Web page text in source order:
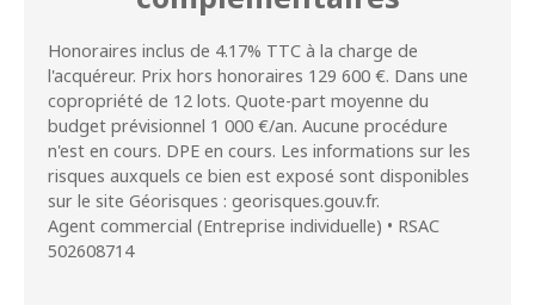
Honoraires inclus de 4.17% TTC à la charge de
l'acquéreur. Prix hors honoraires 129 600 €. Dans une
copropriété de 12 lots. Quote-part moyenne du
budget prévisionnel 1 000 €/an. Aucune procédure
n'est en cours. DPE en cours. Les informations sur les
risques auxquels ce bien est exposé sont disponibles
sur le site Géorisques : georisques.gouv.fr.
Agent commercial (Entreprise individuelle) • RSAC
502608714